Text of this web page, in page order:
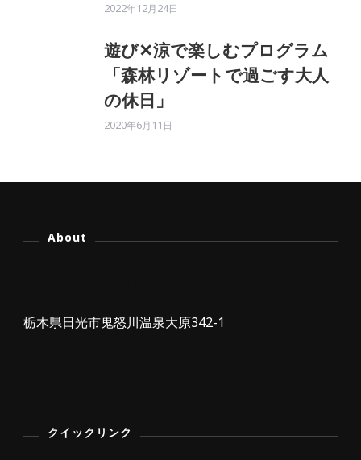
2022年12月24日
遊び✕涼で楽しむプログラム
「森林リゾートで過ごす大人
の休日」
2020年6月11日
About
栃木県日光市鬼怒川温泉大原342-1
クイックリンク